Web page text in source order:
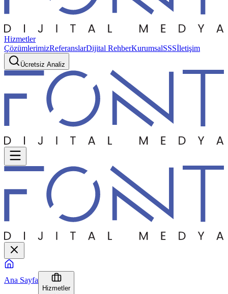
Hizmetler
ÇözümlerimizReferanslarDijital RehberKurumsalSSSİletişim
Ücretsiz Analiz
Ana Sayfa
Hizmetler